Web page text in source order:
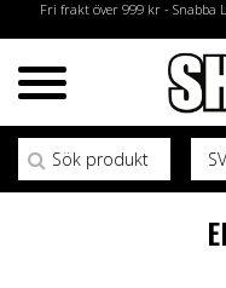
Fri frakt över 999 kr - Snabba
Sök efter: